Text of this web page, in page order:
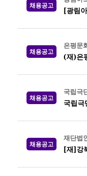
채용공고
[광림
채용공고
은평문
(재)은
채용공고
국립극
국립극
채용공고
재단법
[재]강